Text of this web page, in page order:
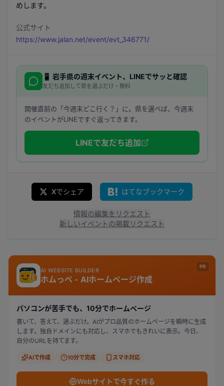
めします。
公式サイト
https://www.jalan.net/event/evt_346771/
📱 岩手県の週末イベント、LINEでサッと確認
友だち追加して県を選ぶだけ・無料
開催直前の「今週末どこ行く？」に。県を選べば、今週末
のイベントがLINEですぐ返ってきます。
LINEで友だち追加
Xでシェア はてなブックマーク
情報の編集をリクエスト
新しいイベントの掲載リクエスト
PR
AI WEBSITE BUILDER
ホムっぺ - AIホームページ作成
パソコンが苦手でも、10分でホームページ
書いて、答えて、選ぶだけ。AIがプロ品質のホームページを瞬時に生成
します。独自ドメインにも対応し、スマホでもきれいに表示。今日、
自分のURLを持てます。
AIで作成 10分で完成 スマホ対応
Webサイトで今すぐ作る